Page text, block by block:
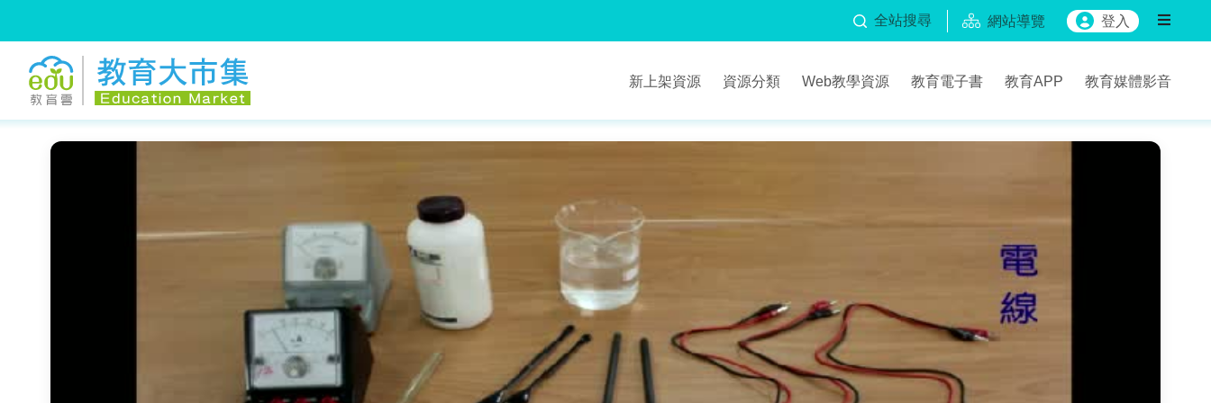
全站搜尋 網站導覽 登入
新上架資源 資源分類 Web教學資源 教育電子書 教育APP 教育媒體影音